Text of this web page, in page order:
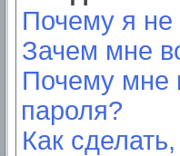
Почему я не
Зачем мне
Почему мне
пароля?
Как